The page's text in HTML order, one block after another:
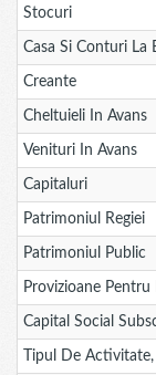
Stocuri
Casa Si Conturi
Creante
Cheltuieli In Avans
Venituri In Avans
Capitaluri
Patrimoniul Regiei
Patrimoniul Public
Provizioane
Capital Social
Tipul De